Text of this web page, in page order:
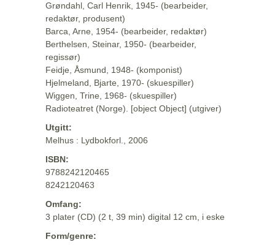
Grøndahl, Carl Henrik, 1945- (bearbeider,
redaktør, produsent)
Barca, Arne, 1954- (bearbeider, redaktør)
Berthelsen, Steinar, 1950- (bearbeider,
regissør)
Feidje, Åsmund, 1948- (komponist)
Hjelmeland, Bjarte, 1970- (skuespiller)
Wiggen, Trine, 1968- (skuespiller)
Radioteatret (Norge). [object Object] (utgiver)
Utgitt:
Melhus : Lydbokforl., 2006
ISBN:
9788242120465
8242120463
Omfang:
3 plater (CD) (2 t, 39 min) digital 12 cm, i eske
Form/genre: